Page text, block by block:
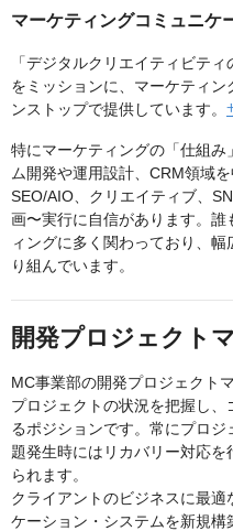
マーケティングコミュニケ
「デジタルクリエイティビテ
をミッションに、マーケティ
ンストップで提供しています。
特にマーケティングの「仕組
ム開発や運用設計、CRM領域
SEO/AIO、クリエイティブ、
画〜実行に自信があります。
ィングに多く関わっており、
り組んでいます。
開発プロジェクト
MC事業部の開発プロジェクト
プロジェクトの状況を把握し
るポジションです。常にプロ
題発生時にはリカバリー対応
られます。
クライアントのビジネスに最
ケーション・システムを新規